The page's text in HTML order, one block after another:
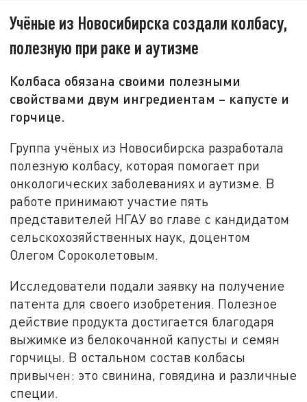
Учёные из Новосибирска создали колбасу,
полезную при раке и аутизме
Колбаса обязана своими полезными
свойствами двум ингредиентам – капусте и
горчице.
Группа учёных из Новосибирска разработала
полезную колбасу, которая помогает при
онкологических заболеваниях и аутизме. В
работе принимают участие пять
представителей НГАУ во главе с кандидатом
сельскохозяйственных наук, доцентом
Олегом Сороколетовым.
Исследователи подали заявку на получение
патента для своего изобретения. Полезное
действие продукта достигается благодаря
выжимке из белокочанной капусты и семян
горчицы. В остальном состав колбасы
привычен: это свинина, говядина и различные
специи.